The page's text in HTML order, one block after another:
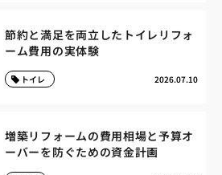
節約と満足を両立したトイレリフォ
ーム費用の実体験
2026.07.10
トイレ
増築リフォームの費用相場と予算オ
ーバーを防ぐための資金計画